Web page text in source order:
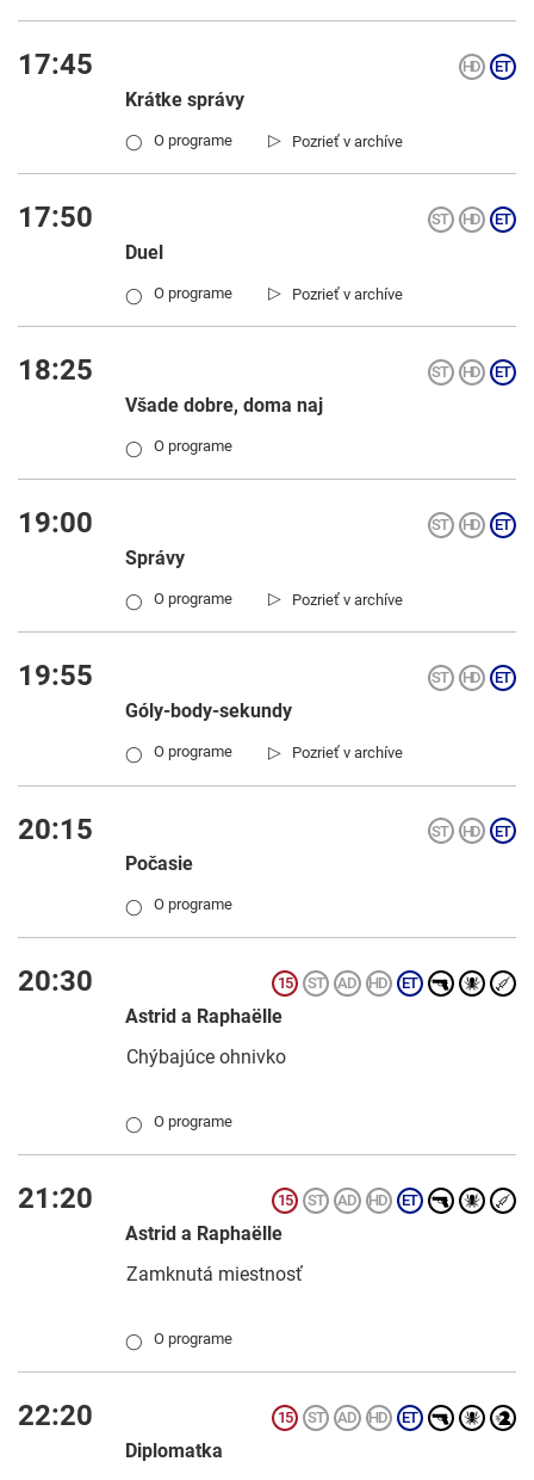
17:45
Krátke správy
▷ Pozrieť v archíve
◯ O programe
17:50
Duel
▷ Pozrieť v archíve
◯ O programe
18:25
Všade dobre, doma naj
◯ O programe
19:00
Správy
▷ Pozrieť v archíve
◯ O programe
19:55
Góly-body-sekundy
▷ Pozrieť v archíve
◯ O programe
20:15
Počasie
◯ O programe
20:30
Astrid a Raphaëlle
Chýbajúce ohnivko
◯ O programe
21:20
Astrid a Raphaëlle
Zamknutá miestnosť
◯ O programe
22:20
Diplomatka